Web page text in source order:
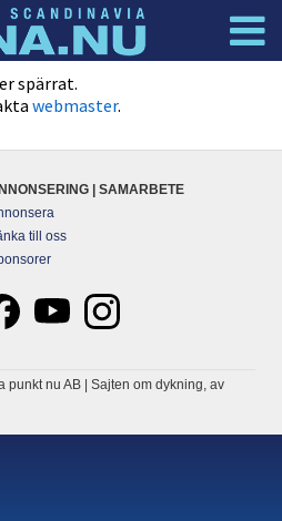
spärrat.
webmaster.
| SAMARBETE
till oss
nu AB | Sajten om dykning, av